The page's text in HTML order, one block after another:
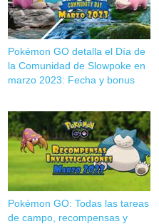
Pokémon GO detalla el Día de
la Comunidad de Slowpoke en
marzo 2023: Fecha y bonus
Pokémon GO: Todas las tareas
de campo, recompensas y